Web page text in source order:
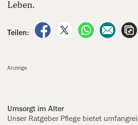
Leben.
Teilen:
auf Facebook teilen
auf X teilen
per per
Anzeige
Umsorgt im Alter
Unser Ratgeber Pflege bietet